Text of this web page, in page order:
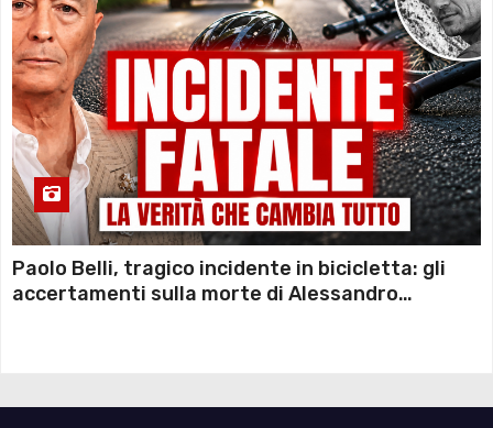
Paolo Belli, tragico incidente in bicicletta: gli
accertamenti sulla morte di Alessandro